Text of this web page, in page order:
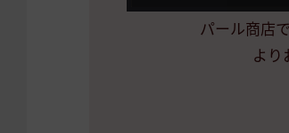
パール商店
より